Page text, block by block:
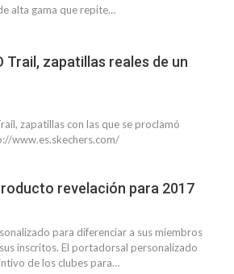
alta gama que repite…
Trail, zapatillas reales de un
zapatillas con las que se proclamó
www.es.skechers.com/
revelación para 2017
para diferenciar a sus miembros
inscritos. El portadorsal personalizado
de los clubes para…